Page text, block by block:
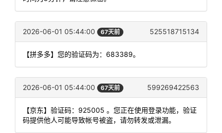
2026-06-01 05:44:00 67天前 525518715134
【拼多多】您的验证码为：683389。
2026-06-01 05:44:00 67天前 599269422563
【京东】验证码：925005 。您正在使用登录功能，验证
码提供他人可能导致帐号被盗，请勿转发或泄漏。